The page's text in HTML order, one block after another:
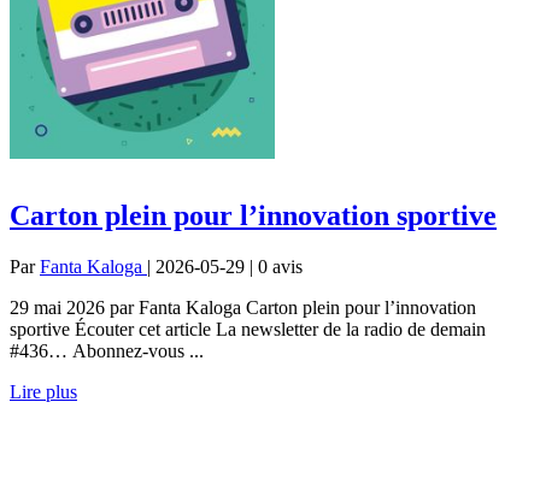
Carton plein pour l’innovation sportive
ParFanta Kaloga | 2026-05-29 | 0 avis
29 mai 2026 par Fanta Kaloga Carton plein pour l’innovation
sportive Écouter cet article La newsletter de la radio de demain
#436… Abonnez-vous ...
Lire plus